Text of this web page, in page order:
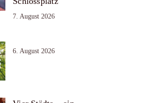
7. August 2026
6. August 2026